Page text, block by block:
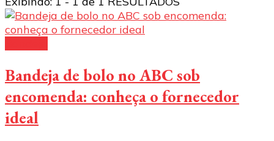
Bandeja de bolo no ABC sob
encomenda: conheça o fornecedor
ideal